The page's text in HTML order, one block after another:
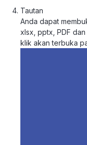
Tautan
Anda dapat
xlsx, pptx, PDF
klik akan terbuka